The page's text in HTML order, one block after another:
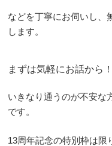
などを丁寧にお伺いし、
します。
まずは気軽にお話から
いきなり通うのが不安な
です。
13周年記念の特別枠は限